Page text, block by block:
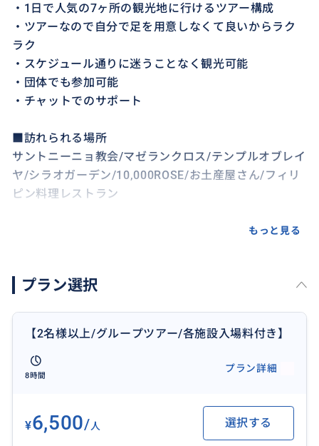
・1日で人気の7ヶ所の観光地に行けるツアー構成
・ツアーなので自分で足を用意しなくて良いからラク
ラク
・スケジュール通りに迷うことなく観光可能
・団体でも参加可能
・チャットでのサポート
■訪れられる場所
サントニーニョ教会/マゼランクロス/テンプルオブレイ
ヤ/シラオガーデン/10,000ROSE/お土産屋さん/フィリ
ピン料理レストラン
だきます。
🐳ジンベイザメ【海も島も滝も教会も行ける】
https://travel.buyma.com/service/a010802/ic010101
260603000019/
⛵アイランドホッピング【大人気島巡りツアー】
https://travel.buyma.com/service/a010802/ic010101
もっと見る
プラン選択
【2名様以上/グループツアー/各施設入場料付き】
8時間
プラン詳細
¥6,500/人 選択する